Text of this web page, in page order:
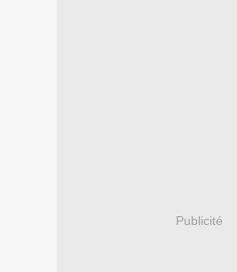
Publicité